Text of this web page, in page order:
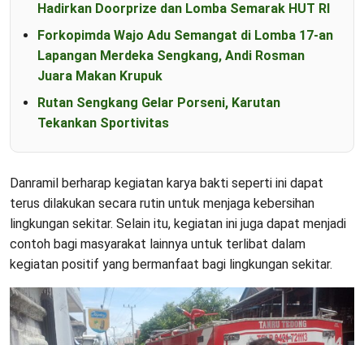
Hadirkan Doorprize dan Lomba Semarak HUT RI
Forkopimda Wajo Adu Semangat di Lomba 17-an
Lapangan Merdeka Sengkang, Andi Rosman
Juara Makan Krupuk
Rutan Sengkang Gelar Porseni, Karutan
Tekankan Sportivitas
Danramil berharap kegiatan karya bakti seperti ini dapat
terus dilakukan secara rutin untuk menjaga kebersihan
lingkungan sekitar. Selain itu, kegiatan ini juga dapat menjadi
contoh bagi masyarakat lainnya untuk terlibat dalam
kegiatan positif yang bermanfaat bagi lingkungan sekitar.